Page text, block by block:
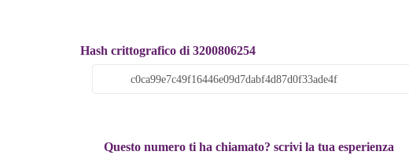
Hash crittografico di 3200806254
Questo numero ti ha chiamato? scrivi la tua esperienza